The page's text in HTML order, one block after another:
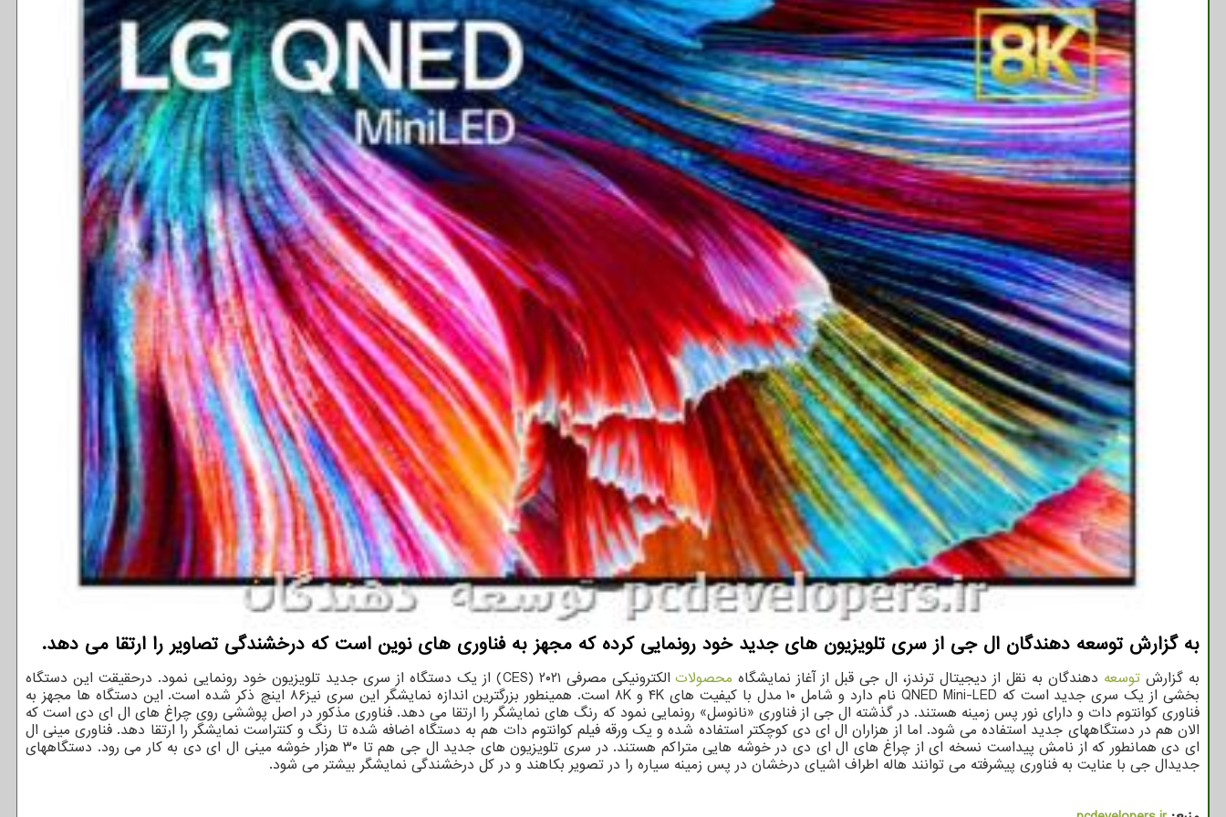
به گزارش توسعه دهندگان ال جی از سری تلویزیون های جدید خود رونمایی کرده که مجهز به فناوری های نوین است که درخشندگی تصاویر را ارتقا می دهد.
به گزارش توسعه دهندگان به نقل از دیجیتال ترندز، ال جی قبل از آغاز نمایشگاه محصولات الکترونیکی مصرفی ۲۰۲۱ (CES) از یک دستگاه از سری جدید تلویزیون خود رونمایی نمود. درحقیقت این دستگاه
بخشی از یک سری جدید است که QNED Mini-LED نام دارد و شامل ۱۰ مدل با کیفیت های ۴K و ۸K است. همینطور بزرگترین اندازه نمایشگر این سری نیز۸۶ اینچ ذکر شده است. این دستگاه ها مجهز به
فناوری کوانتوم دات و دارای نور پس زمینه هستند. در گذشته ال جی از فناوری «نانوسل» رونمایی نمود که رنگ های نمایشگر را ارتقا می دهد. فناوری مذکور در اصل پوششی روی چراغ های ال ای دی است که
الان هم در دستگاههای جدید استفاده می شود. اما از هزاران ال ای دی کوچکتر استفاده شده و یک ورقه فیلم کوانتوم دات هم به دستگاه اضافه شده تا رنگ و کنتراست نمایشگر را ارتقا دهد. فناوری مینی ال
ای دی همانطور که از نامش پیداست نسخه ای از چراغ های ال ای دی در خوشه هایی متراکم هستند. در سری تلویزیون های جدید ال جی هم تا ۳۰ هزار خوشه مینی ال ای دی به کار می رود. دستگاههای
جدیدال جی با عنایت به فناوری پیشرفته می توانند هاله اطراف اشیای درخشان در پس زمینه سیاره را در تصویر بکاهند و در کل درخشندگی نمایشگر بیشتر می شود.